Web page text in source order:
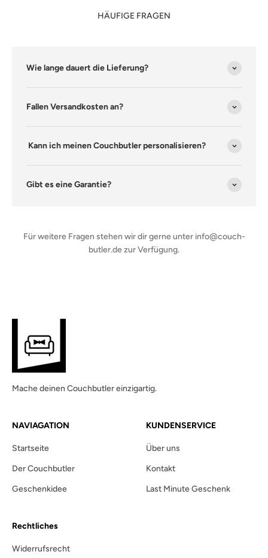
HÄUFIGE FRAGEN
Wie lange dauert die Lieferung?
Fallen Versandkosten an?
Kann ich meinen Couchbutler personalisieren?
Gibt es eine Garantie?
Für weitere Fragen stehen wir dir gerne unter info@couch-
butler.de zur Verfügung.
Mache deinen Couchbutler einzigartig.
NAVIAGATION
Startseite
Der Couchbutler
Geschenkidee
KUNDENSERVICE
Über uns
Kontakt
Last Minute Geschenk
Rechtliches
Widerrufsrecht